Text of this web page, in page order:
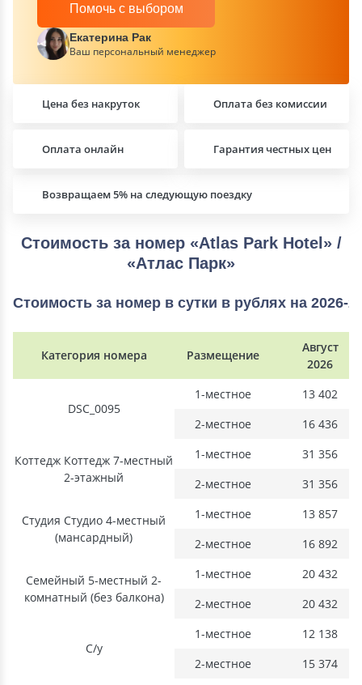
Помочь с выбором
Екатерина Рак
Ваш персональный менеджер
Цена без накруток Оплата без комиссии
Возвращаем 5% на следующую поездку
Оплата онлайн Гарантия честных цен
Стоимость за номер «Atlas Park Hotel» /
«Атлас Парк»
Стоимость за номер в сутки в рублях на 2026-
Категория номера Размещение
Август
2026
DSC_0095
1-местное
13 402
2-местное
16 436
Коттедж Коттедж 7-местный
2-этажный
1-местное
31 356
2-местное
31 356
Студия Студио 4-местный
(мансардный)
1-местное
13 857
2-местное
16 892
Семейный 5-местный 2-
комнатный (без балкона)
1-местное
20 432
2-местное
20 432
С/у
1-местное
12 138
2-местное
15 374